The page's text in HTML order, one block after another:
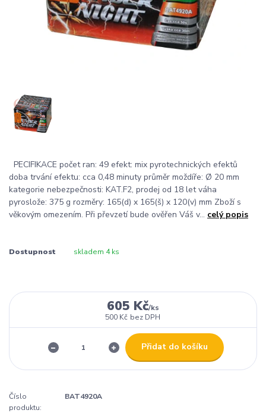
PECIFIKACE počet ran: 49 efekt: mix pyrotechnických efektů
doba trvání efektu: cca 0,48 minuty průměr moždíře: Ø 20 mm
kategorie nebezpečnosti: KAT.F2, prodej od 18 let váha
pyroslože: 375 g rozměry: 165(d) x 165(š) x 120(v) mm Zboží s
věkovým omezením. Při převzetí bude ověřen Váš v... celý popis
Dostupnost skladem 4 ks
605 Kč/ks
500 Kč bez DPH
Přidat do košíku
Číslo
produktu:
BAT4920A